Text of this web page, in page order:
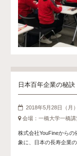
日本百年企業の秘訣
2018年5月28日（月
会場：一橋大学一橋講
株式会社YouFineから
象に、日本の長寿企業